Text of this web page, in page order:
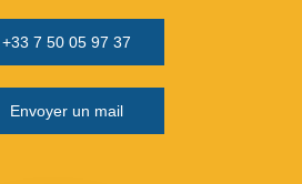
+33 7 50 05 97 37
Envoyer un mail